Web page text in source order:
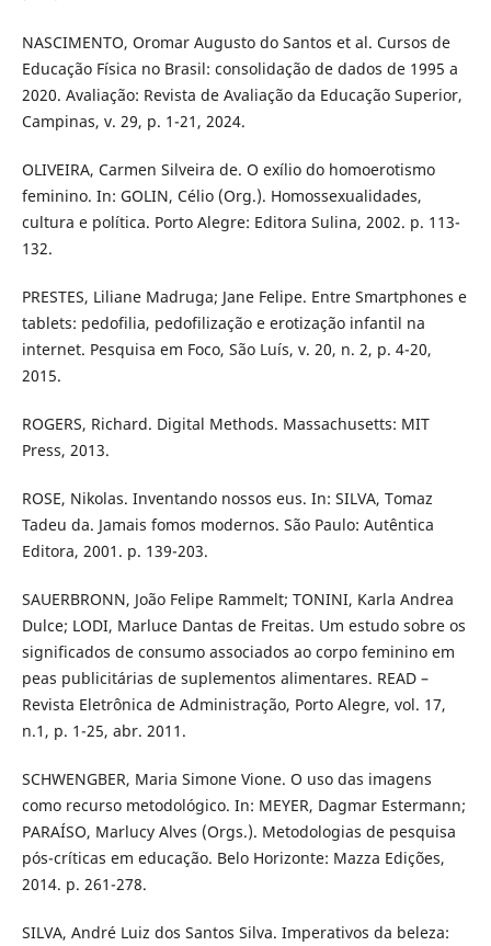
NASCIMENTO, Oromar Augusto do Santos et al. Cursos de
Educação Física no Brasil: consolidação de dados de 1995 a
2020. Avaliação: Revista de Avaliação da Educação Superior,
Campinas, v. 29, p. 1-21, 2024.
OLIVEIRA, Carmen Silveira de. O exílio do homoerotismo
feminino. In: GOLIN, Célio (Org.). Homossexualidades,
cultura e política. Porto Alegre: Editora Sulina, 2002. p. 113-
132.
PRESTES, Liliane Madruga; Jane Felipe. Entre Smartphones e
tablets: pedofilia, pedofilização e erotização infantil na
internet. Pesquisa em Foco, São Luís, v. 20, n. 2, p. 4-20,
2015.
ROGERS, Richard. Digital Methods. Massachusetts: MIT
Press, 2013.
ROSE, Nikolas. Inventando nossos eus. In: SILVA, Tomaz
Tadeu da. Jamais fomos modernos. São Paulo: Autêntica
Editora, 2001. p. 139-203.
SAUERBRONN, João Felipe Rammelt; TONINI, Karla Andrea
Dulce; LODI, Marluce Dantas de Freitas. Um estudo sobre os
significados de consumo associados ao corpo feminino em
peas publicitárias de suplementos alimentares. READ –
Revista Eletrônica de Administração, Porto Alegre, vol. 17,
n.1, p. 1-25, abr. 2011.
SCHWENGBER, Maria Simone Vione. O uso das imagens
como recurso metodológico. In: MEYER, Dagmar Estermann;
PARAÍSO, Marlucy Alves (Orgs.). Metodologias de pesquisa
pós-críticas em educação. Belo Horizonte: Mazza Edições,
2014. p. 261-278.
SILVA, André Luiz dos Santos Silva. Imperativos da beleza: